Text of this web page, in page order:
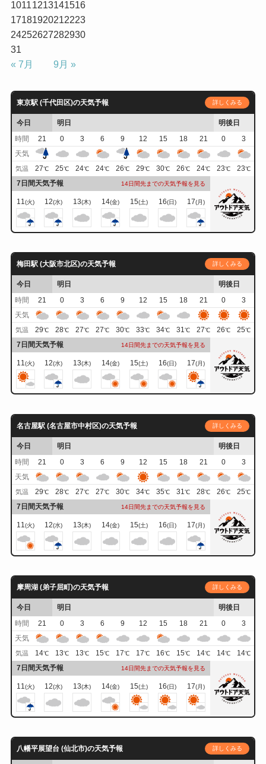
10111213141516
17181920212223
24252627282930
31
« 7月
9月 »
東京駅 (千代田区)の天気予報 詳しくみる
今日 明日
明後日
時間
21 0 3 6 9 12 15 18 21 0
3
天気
気温 27℃ 25℃ 24℃ 24℃ 26℃ 29℃ 30℃ 26℃ 24℃ 23℃ 23℃
7日間天気予報 14日間先までの天気予報を見る
11(火) 12(水) 13(木) 14(金) 15(土) 16(日) 17(月)
梅田駅 (大阪市北区)の天気予報 詳しくみる
今日 明日
明後日
時間
21 0 3 6 9 12 15 18 21 0
3
天気
気温 29℃ 28℃ 27℃ 27℃ 30℃ 33℃ 34℃ 31℃ 27℃ 26℃ 25℃
7日間天気予報 14日間先までの天気予報を見る
11(火) 12(水) 13(木) 14(金) 15(土) 16(日) 17(月)
名古屋駅 (名古屋市中村区)の天気予報 詳しくみる
今日 明日
明後日
時間
21 0 3 6 9 12 15 18 21 0
3
天気
気温 29℃ 28℃ 27℃ 27℃ 30℃ 34℃ 35℃ 31℃ 28℃ 26℃ 25℃
7日間天気予報 14日間先までの天気予報を見る
11(火) 12(水) 13(木) 14(金) 15(土) 16(日) 17(月)
摩周湖 (弟子屈町)の天気予報 詳しくみる
今日 明日
明後日
時間
21 0 3 6 9 12 15 18 21 0
3
天気
気温 14℃ 13℃ 13℃ 15℃ 17℃ 17℃ 16℃ 15℃ 14℃ 14℃ 14℃
7日間天気予報 14日間先までの天気予報を見る
11(火) 12(水) 13(木) 14(金) 15(土) 16(日) 17(月)
八幡平展望台 (仙北市)の天気予報 詳しくみる